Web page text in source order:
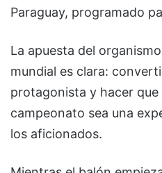
Paraguay, programado
La apuesta del
mundial es clara:
protagonista y hacer que
campeonato sea una
los aficionados.